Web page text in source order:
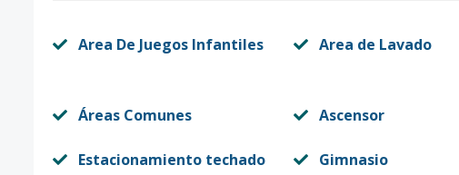
Area De Juegos Infantiles Area de Lavado
Áreas Comunes Ascensor
Estacionamiento techado Gimnasio